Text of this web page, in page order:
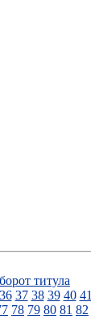
титула
36 37 38 39 40 41
78 79 80 81 82